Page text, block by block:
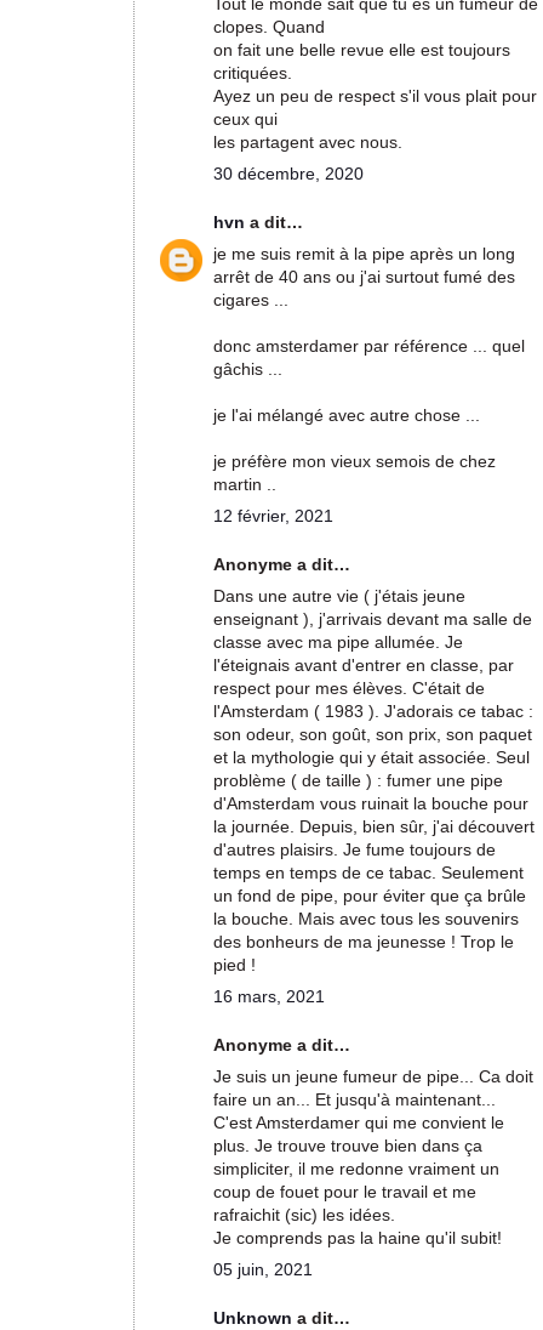
clopes. Quand
on fait une belle revue elle est toujours
critiquées.
Ayez un peu de respect s'il vous plait pour
ceux qui
les partagent avec nous.
30 décembre, 2020
hvn a dit…
je me suis remit à la pipe après un long
arrêt de 40 ans ou j'ai surtout fumé des
cigares ...
donc amsterdamer par référence ... quel
gâchis ...
je l'ai mélangé avec autre chose ...
je préfère mon vieux semois de chez
martin ..
12 février, 2021
Anonyme a dit…
Dans une autre vie ( j'étais jeune
enseignant ), j'arrivais devant ma salle de
classe avec ma pipe allumée. Je
l'éteignais avant d'entrer en classe, par
respect pour mes élèves. C'était de
l'Amsterdam ( 1983 ). J'adorais ce tabac :
son odeur, son goût, son prix, son paquet
et la mythologie qui y était associée. Seul
problème ( de taille ) : fumer une pipe
d'Amsterdam vous ruinait la bouche pour
la journée. Depuis, bien sûr, j'ai découvert
d'autres plaisirs. Je fume toujours de
temps en temps de ce tabac. Seulement
un fond de pipe, pour éviter que ça brûle
la bouche. Mais avec tous les souvenirs
des bonheurs de ma jeunesse ! Trop le
pied !
16 mars, 2021
Anonyme a dit…
Je suis un jeune fumeur de pipe... Ca doit
faire un an... Et jusqu'à maintenant...
C'est Amsterdamer qui me convient le
plus. Je trouve trouve bien dans ça
simpliciter, il me redonne vraiment un
coup de fouet pour le travail et me
rafraichit (sic) les idées.
Je comprends pas la haine qu'il subit!
05 juin, 2021
Unknown a dit…